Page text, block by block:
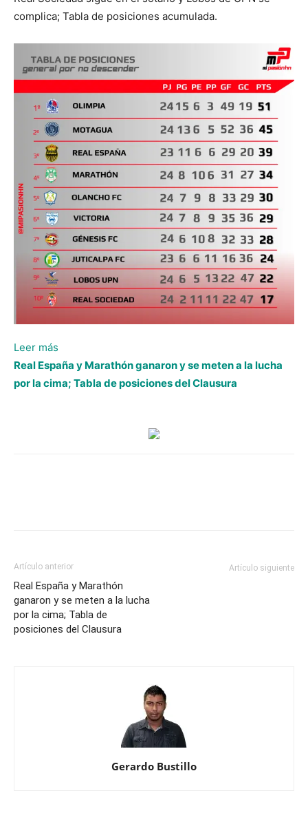
complica; Tabla de posiciones acumulada.
Leer más
Real
Sociedad
complica;
Tabla
de
posiciones
acumulada
Real España y Marathón ganaron y se meten a la lucha
por la cima; Tabla de posiciones del Clausura
Artículo anterior
Real España y Marathón
ganaron y se meten a la lucha
por la cima; Tabla de
posiciones del Clausura
Artículo siguiente
Gerardo Bustillo